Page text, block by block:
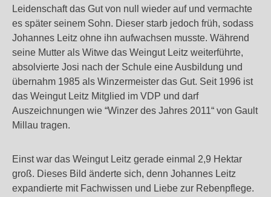
Leidenschaft das Gut von null wieder auf und vermachte
es später seinem Sohn. Dieser starb jedoch früh, sodass
Johannes Leitz ohne ihn aufwachsen musste. Während
seine Mutter als Witwe das Weingut Leitz weiterführte,
absolvierte Josi nach der Schule eine Ausbildung und
übernahm 1985 als Winzermeister das Gut. Seit 1996 ist
das Weingut Leitz Mitglied im VDP und darf
Auszeichnungen wie “Winzer des Jahres 2011“ von Gault
Millau tragen.
Einst war das Weingut Leitz gerade einmal 2,9 Hektar
groß. Dieses Bild änderte sich, denn Johannes Leitz
expandierte mit Fachwissen und Liebe zur Rebenpflege.